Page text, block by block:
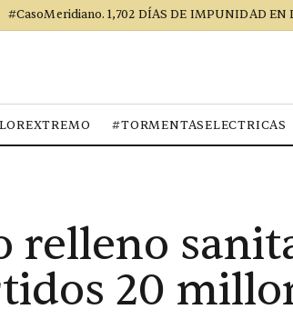
#CasoMeridiano. 1,702 DÍAS DE IMPUNIDAD EN
#TORMENTASELECTRICAS
relleno
20